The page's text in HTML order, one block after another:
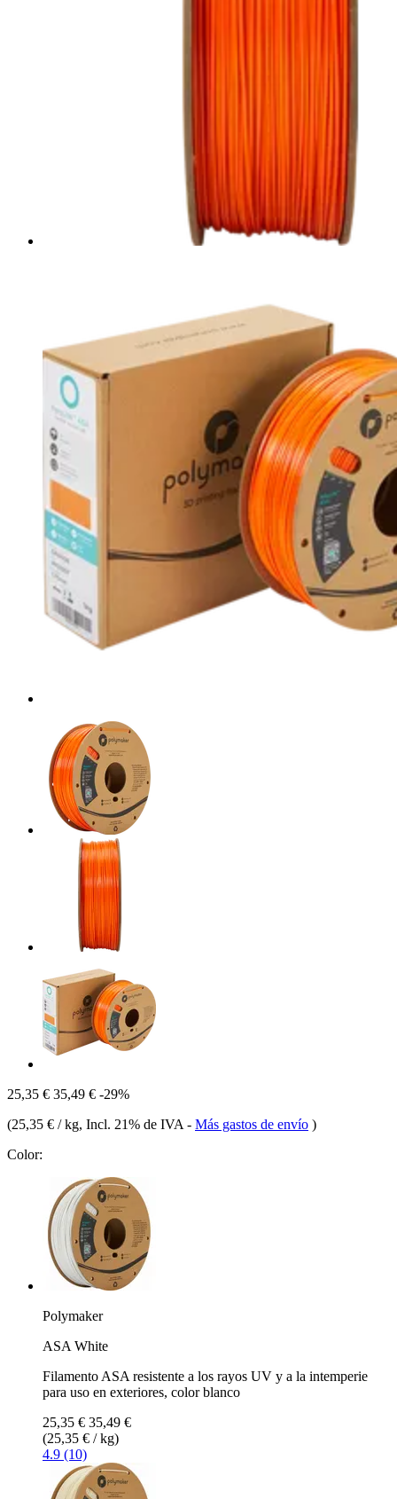
25,35 € 35,49 € -29%
(25,35 € / kg, Incl. 21% de IVA - Más gastos de envío )
Color:
Polymaker
ASA White
Filamento ASA resistente a los rayos UV y a la intemperie
para uso en exteriores, color blanco
25,35 € 35,49 €
(25,35 € / kg)
4.9 (10)